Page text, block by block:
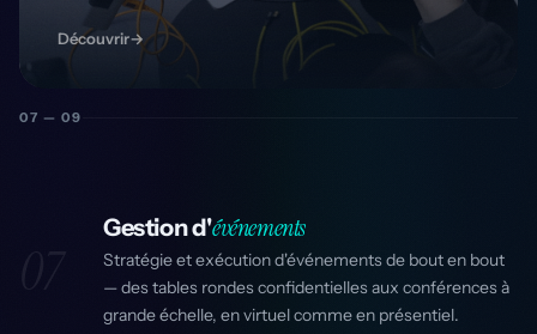
Découvrir→
07 — 09
Gestion d'événements
Stratégie et exécution d'événements de bout en bout
— des tables rondes confidentielles aux conférences à
grande échelle, en virtuel comme en présentiel.